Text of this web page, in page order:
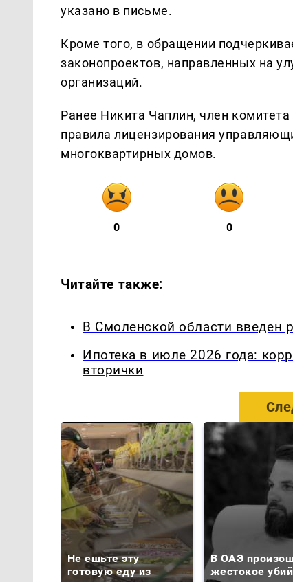
указано в письме.
Кроме того, в обращении
законопроектов, направленных на
организаций.
Ранее Никита Чаплин, член
правила лицензирования
многоквартирных домов.
0 0
Читайте также:
В Смоленской области введен
Ипотека в июле 2026 года:
вторички
Не ешьте эту
готовую еду из
В ОАЭ
жестокое